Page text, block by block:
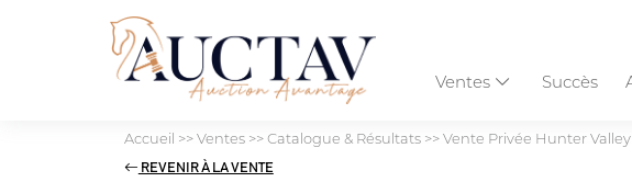
Ventes Succès
Accueil >>Ventes>>Catalogue & Résultats>>Vente Privée Hunter Valley
REVENIR À LA VENTE